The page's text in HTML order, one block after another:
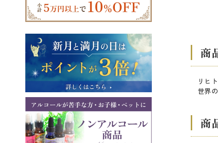
商
リヒ
世界
商